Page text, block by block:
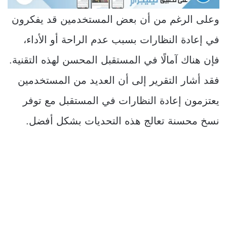
وعلى الرغم من أن بعض المستخدمين قد يفكرون
في إعادة النظارات بسبب عدم الراحة أو الأداء،
فإن هناك آمالًا في المستقبل المحسن لهذه التقنية.
فقد أشار التقرير إلى أن العديد من المستخدمين
يعتزمون إعادة النظارات في المستقبل مع توفر
نسخ محسنة تعالج هذه التحديات بشكل أفضل.